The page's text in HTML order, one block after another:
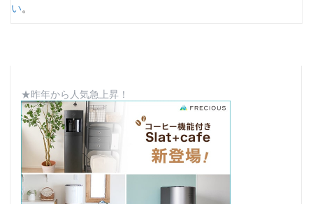
い。
★昨年から人気急上昇！